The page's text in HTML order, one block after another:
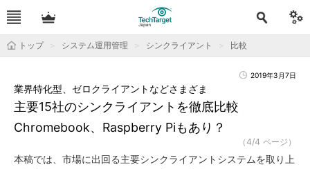
トップ システム運用管理 シンクライアント 比較
2019年3月7日
主要15社のシンクライアントを徹底比較
Chromebook、Raspberry Piもあり？
業界特化型、ゼロクライアントなどさまざま
（4/4 ページ）
本稿では、市場に出回る主要シンクライアントシステムを取り上